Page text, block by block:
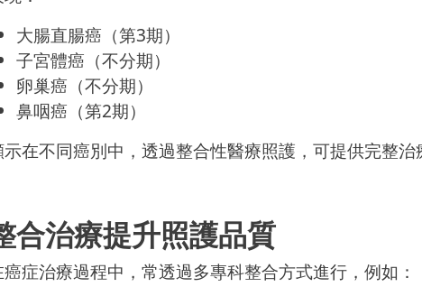
大腸直腸癌（第3期）
子宮體癌（不分期）
卵巢癌（不分期）
鼻咽癌（第2期）
在不同癌別中，透過整合性醫療照護，可提供完整治
合治療提升照護品質
症治療過程中，常透過多專科整合方式進行，例如：